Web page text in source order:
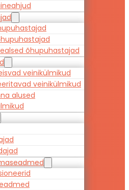
õhupuhastajad
veinikülmikud
veinikülmikud
alused